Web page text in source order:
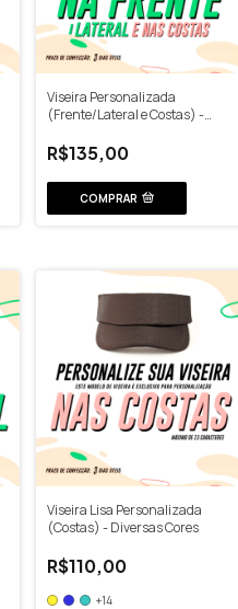
Viseira Personalizada
(Frente/Lateral e Costas) -
R$135,00
COMPRAR
Viseira Lisa Personalizada
(Costas) - Diversas Cores
R$110,00
+14